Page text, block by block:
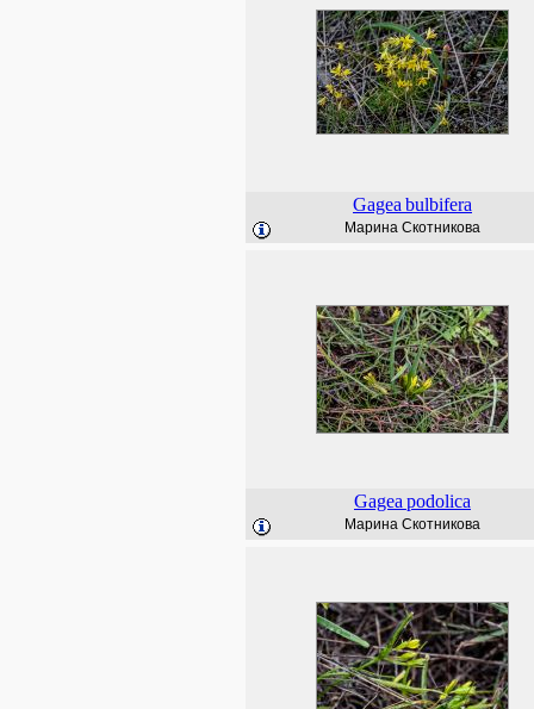
Gagea bulbifera
Марина Скотникова
Gagea podolica
Марина Скотникова